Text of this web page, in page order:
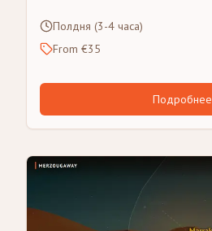
Полдня (3-4 часа)
From €35
Подробнее